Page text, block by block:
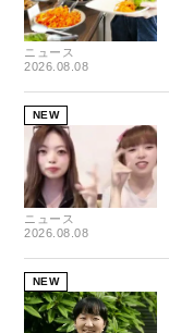
ニュース
2026.08.08
NEW
ニュース
2026.08.08
NEW